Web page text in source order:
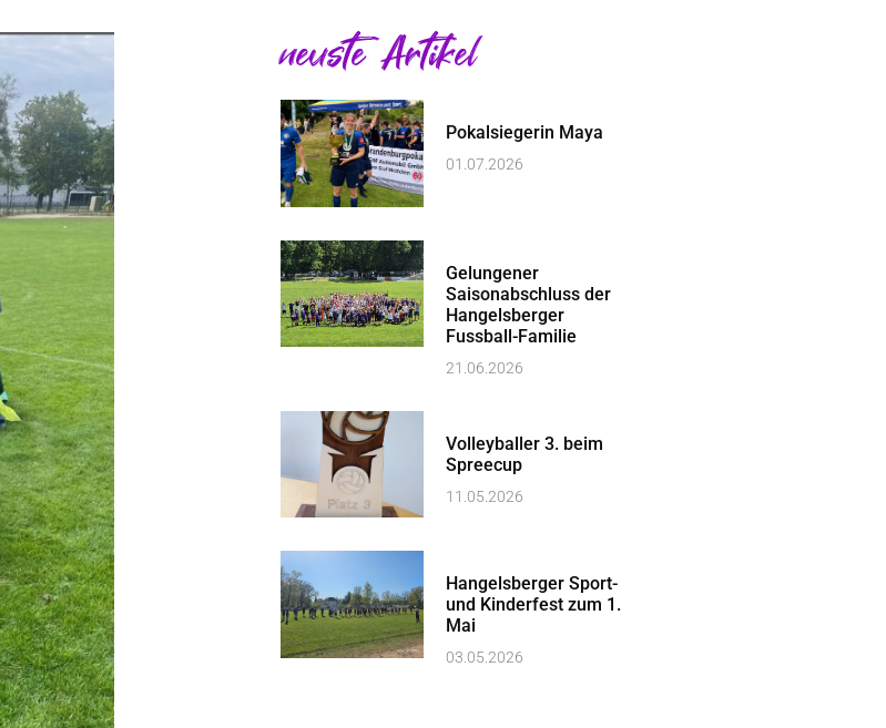
neuste Artikel
Pokalsiegerin Maya
01.07.2026
Gelungener
Saisonabschluss der
Hangelsberger
Fussball-Familie
21.06.2026
Volleyballer 3. beim
Spreecup
11.05.2026
Hangelsberger Sport-
und Kinderfest zum 1.
Mai
03.05.2026